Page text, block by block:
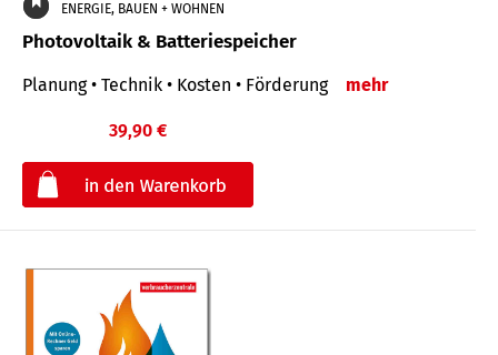
ENERGIE, BAUEN + WOHNEN
Photovoltaik & Batteriespeicher
Planung • Technik • Kosten • Förderung mehr
39,90 €